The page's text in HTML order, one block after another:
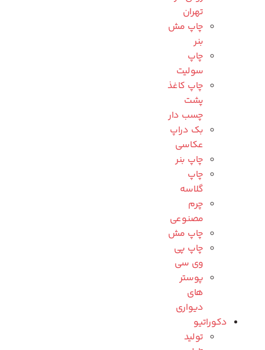
تهران
چاپ مش
بنر
چاپ
سولیت
چاپ کاغذ
پشت
چسب دار
بک دراپ
عکاسی
چاپ بنر
چاپ
گلاسه
چرم
مصنوعی
چاپ مش
چاپ پی
وی سی
پوستر
های
دیواری
دکوراتیو
تولید